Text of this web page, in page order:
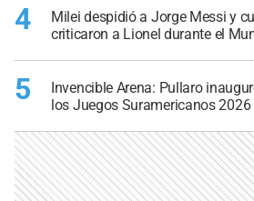
4
Milei despidió a Jorge Messi y
criticaron a Lionel durante el
5
Invencible Arena: Pullaro
los Juegos Suramericanos 2026